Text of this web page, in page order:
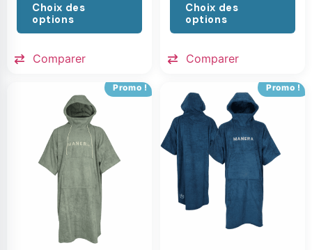
Choix des
options
Comparer
Choix des
options
Comparer
Promo ! Promo !